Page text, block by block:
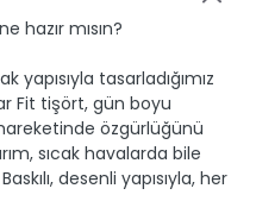
hazır mısın?
yapısıyla tasarladığımız
Fit tişört, gün boyu
özgürlüğünü
sıcak havalarda bile
desenli yapısıyla, her